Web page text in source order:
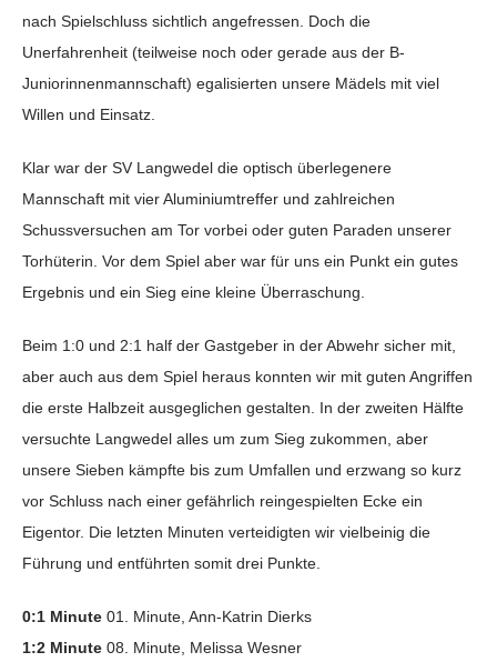
nach Spielschluss sichtlich angefressen. Doch die
Unerfahrenheit (teilweise noch oder gerade aus der B-
Juniorinnenmannschaft) egalisierten unsere Mädels mit viel
Willen und Einsatz.
Klar war der SV Langwedel die optisch überlegenere
Mannschaft mit vier Aluminiumtreffer und zahlreichen
Schussversuchen am Tor vorbei oder guten Paraden unserer
Torhüterin. Vor dem Spiel aber war für uns ein Punkt ein gutes
Ergebnis und ein Sieg eine kleine Überraschung.
Beim 1:0 und 2:1 half der Gastgeber in der Abwehr sicher mit,
aber auch aus dem Spiel heraus konnten wir mit guten Angriffen
die erste Halbzeit ausgeglichen gestalten. In der zweiten Hälfte
versuchte Langwedel alles um zum Sieg zukommen, aber
unsere Sieben kämpfte bis zum Umfallen und erzwang so kurz
vor Schluss nach einer gefährlich reingespielten Ecke ein
Eigentor. Die letzten Minuten verteidigten wir vielbeinig die
Führung und entführten somit drei Punkte.
0:1 Minute 01. Minute, Ann-Katrin Dierks
1:2 Minute 08. Minute, Melissa Wesner